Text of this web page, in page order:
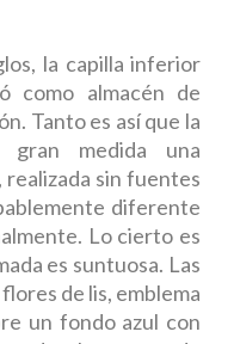
la capilla inferior
como almacén de
Tanto es así que la
gran medida una
sin fuentes
diferente
Lo cierto es
es suntuosa. Las
de lis, emblema
un fondo azul con